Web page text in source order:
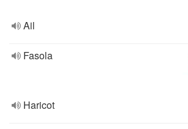
Ail
Fasola
Haricot